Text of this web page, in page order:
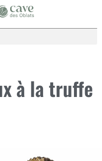
à la truffe